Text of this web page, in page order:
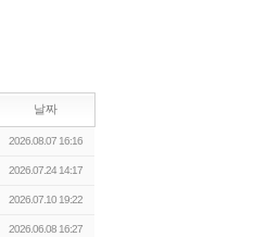
날짜
2026.08.07 16:16
2026.07.24 14:17
2026.07.10 19:22
2026.06.08 16:27